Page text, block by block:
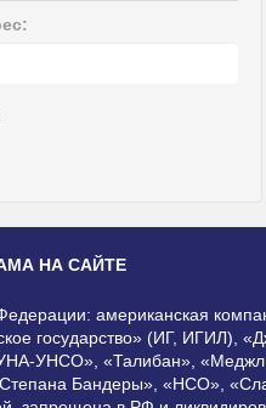
НА САЙТЕ
американская
государство» (ИГ, ИГИЛ),
УНСО», «Талибан»,
Бандеры», «НСО»,